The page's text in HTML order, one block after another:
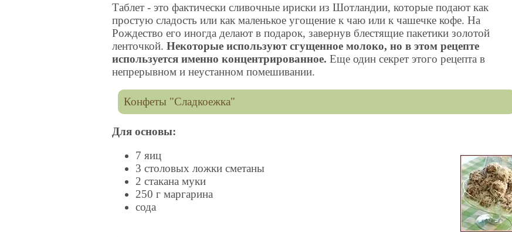
Таблет - это фактически сливочные ириски из Шотландии, которые подают как
простую сладость или как маленькое угощение к чаю или к чашечке кофе. На
Рождество его иногда делают в подарок, завернув блестящие пакетики золотой
ленточкой.Некоторые используют сгущенное молоко, но в этом рецепте
используется именно концентрированное. Еще один секрет этого рецепта в
непрерывном и неустанном помешивании.
Конфеты "Сладкоежка"
Для основы:
7 яиц
3 столовых ложки сметаны
2 стакана муки
250 г маргарина
сода